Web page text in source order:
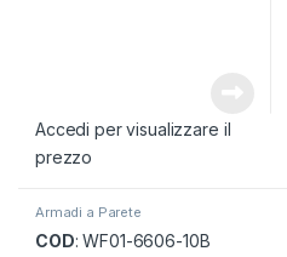
Accedi per visualizzare il
prezzo
Armadi a Parete
COD: WF01-6606-10B